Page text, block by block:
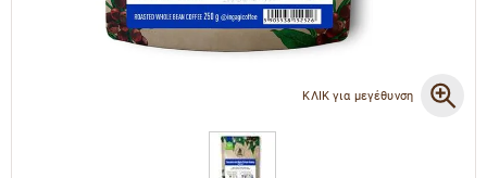
ΚΛΙΚ για μεγέθυνση